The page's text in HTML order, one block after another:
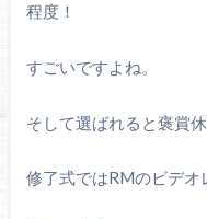
程度！
すごいですよね。
そして選ばれると褒賞
修了式ではRMのビデオ